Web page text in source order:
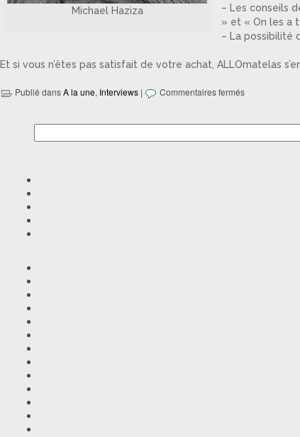
Michael Haziza
– Les conseils
» et « On les a
– La possibilité
Et si vous n’êtes pas satisfait de votre achat, ALLOmatelas
Publié dansA la une, Interviews | Commentaires fermés